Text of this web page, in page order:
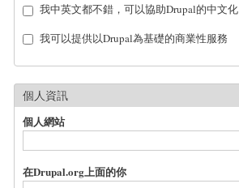
我中英文都不錯，可以協助Drupal的中文化
我可以提供以Drupal為基礎的商業性服務
個人資訊
個人網站
在Drupal.org上面的你